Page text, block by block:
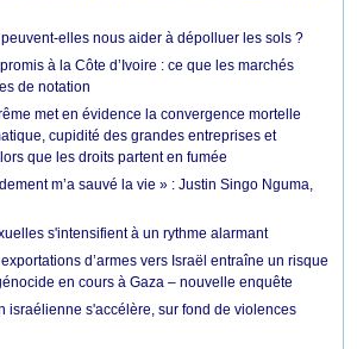
elles nous aider à dépolluer les sols ?
à la Côte d’Ivoire : ce que les marchés
de notation
met en évidence la convergence mortelle
cupidité des grandes entreprises et
que les droits partent en fumée
m’a sauvé la vie » : Justin Singo Nguma,
s'intensifient à un rythme alarmant
d’armes vers Israël entraîne un risque
en cours à Gaza – nouvelle enquête
israélienne s'accélère, sur fond de violences